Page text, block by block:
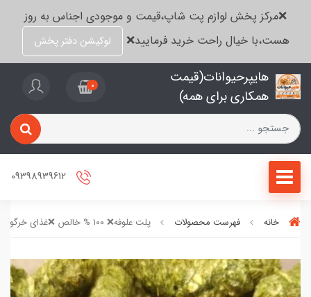
❌مرکز پخش لوازم پت شاپ،قیمت و موجودی اجناس به روز
هست،با خیال راحت خرید فرمایید❌
لوکیشن دفتر پخش
هایپرحیوانات(قیمت
همکاری برای همه)
0
خانه فهرست محصولات پلت علوفه❌ ۱۰۰ % خالص ❌غذای خرگوش و خوکچه